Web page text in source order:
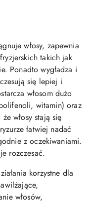
włosy, zapewnia
takich jak
Ponadto wygładza i
się lepiej i
włosom dużo
witamin) oraz
włosy stają się
łatwiej nadać
z oczekiwaniami.
rozczesać.
korzystne dla
włosów,